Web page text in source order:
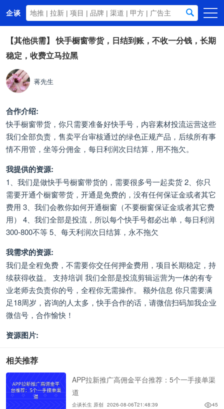
企谈
首页
商务资源
资讯动态
关于我们
【其他供需】 快手橱窗带货，日结到账，不收一分钱，长期
稳定，收费立马拉黑
蒋先生
合作介绍:
快手橱窗带货，你只需要准备好快手号，内容素材投流运营这些
我们全部负责，售卖平台审核通过的绿色正规产品，后续所有事
情不用管，坐等分佣金，每日利润次日结算，用不拖欠。
我提供的资源:
1、我们是做快手号橱窗带货的，需要很多号一起卖货 2、你只
需要开通个橱窗带货，开通是免费的，没有任何保证金或者其它
费用 3、我们会教你如何开通橱窗（不要橱窗保证金或者其它费
用） 4、我们全部是投流，所以每个快手号都必出单，每日利润
300-800不等 5、每天利润次日结算，永不拖欠
我需求的资源:
我们是全程免费，不需要你交任何押金费用，项目长期稳定，持
续获得收益。 支持培训 我们全部是投流剪辑运营为一体的有专
业老师去负责你的号，全程你无需操作。 额外信息 你只需要满
足18周岁，咨询的人太多，快手合作的话，请微信扫码加我企业
微信号，合作愉快！
资源图片:
相关推荐
APP拉新推广高佣金平台推荐：5个一手接单渠
道
企谈长生 原创 2026-08-06T21:48:39 45